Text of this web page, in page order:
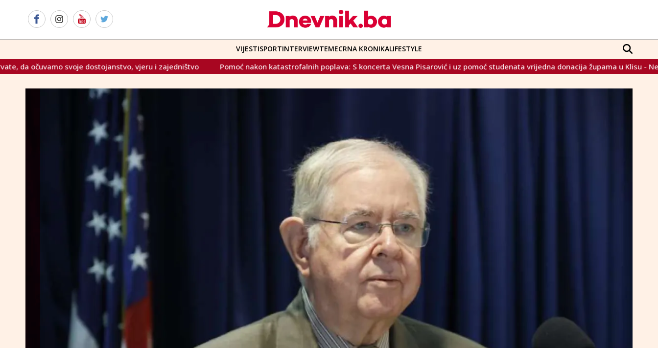
VIJESTISPORTINTERVIEWTEMECRNA KRONIKALIFESTYLE
vjeru i zajedništvo Pomoć nakon katastrofalnih poplava: S koncerta Vesna Pisarović i uz pomoć studenata vrijedna donacija župama u Klisu - Neretvici Trump po dolasku